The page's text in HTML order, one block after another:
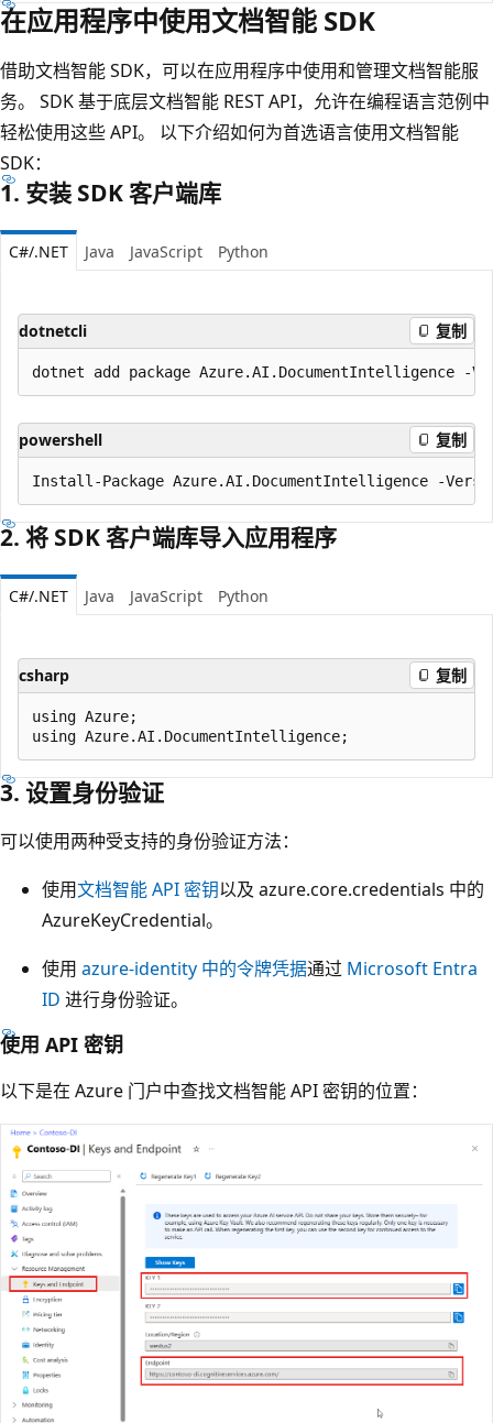
在应用程序中使用文档智能 SDK
借助文档智能 SDK，可以在应用程序中使用和管理文档智能服
务。 SDK 基于底层文档智能 REST API，允许在编程语言范例中
轻松使用这些 API。 以下介绍如何为首选语言使用文档智能
SDK：
1. 安装 SDK 客户端库
C#/.NET Java JavaScript Python
dotnetcli 复制
powershell 复制
2. 将 SDK 客户端库导入应用程序
C#/.NET Java JavaScript Python
csharp 复制
using Azure;
3. 设置身份验证
可以使用两种受支持的身份验证方法：
使用文档智能 API 密钥以及 azure.core.credentials 中的
AzureKeyCredential。
使用 azure-identity 中的令牌凭据通过 Microsoft Entra
ID 进行身份验证。
使用 API 密钥
以下是在 Azure 门户中查找文档智能 API 密钥的位置：